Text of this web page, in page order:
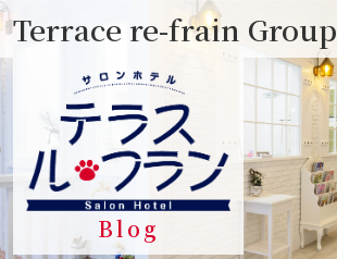
Skip
content
Terrace re-frain Group
Blog